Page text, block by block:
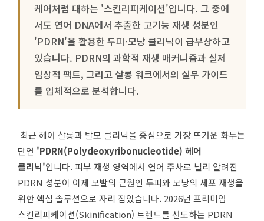
케어처럼 대하는 '스킨리피케이션'입니다. 그 중에
서도 연어 DNA에서 추출한 고기능 재생 성분인
'PDRN'을 활용한 두피·모낭 클리닉이 급부상하고
있습니다. PDRN의 과학적 재생 매커니즘과 실제
임상적 팩트, 그리고 살롱 워크에서의 실무 가이드
를 입체적으로 분석합니다.
최근 헤어 살롱과 탈모 클리닉을 중심으로 가장 뜨거운 화두는
단연 'PDRN(Polydeoxyribonucleotide) 헤어
클리닉'입니다. 피부 재생 영역에서 연어 주사로 널리 알려진
PDRN 성분이 이제 모발의 근원인 두피와 모낭의 세포 재생을
위한 핵심 솔루션으로 자리 잡았습니다. 2026년 프리미엄
스킨리피케이션(Skinification) 트렌드를 선도하는 PDRN